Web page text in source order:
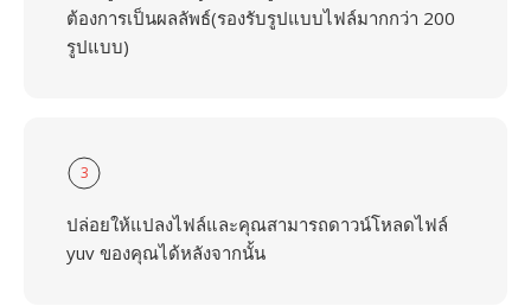
ต้องการเป็นผลลัพธ์(รองรับรูปแบบไฟล์มากกว่า 200
รูปแบบ)
3
ปล่อยให้แปลงไฟล์และคุณสามารถดาวน์โหลดไฟล์
yuv ของคุณได้หลังจากนั้น